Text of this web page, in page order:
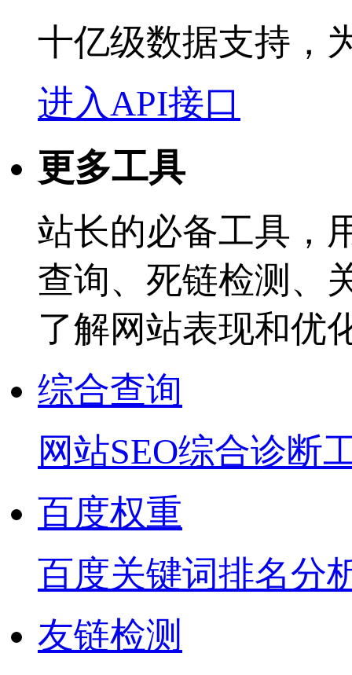
十亿级数据支持，
进入API接口
更多工具
站长的必备工具，
查询、死链检测、
了解网站表现和优
综合查询
网站SEO综合诊断
百度权重
百度关键词排名分
友链检测